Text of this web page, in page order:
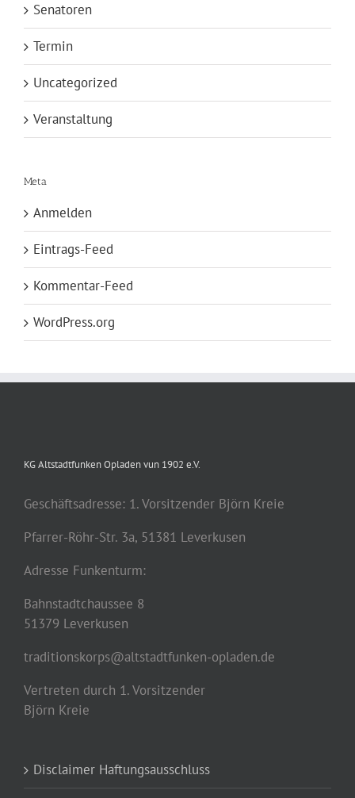
Senatoren
Termin
Uncategorized
Veranstaltung
Meta
Anmelden
Eintrags-Feed
Kommentar-Feed
WordPress.org
KG Altstadtfunken Opladen vun 1902 e.V.
Geschäftsadresse: 1. Vorsitzender Björn Kreie
Pfarrer-Röhr-Str. 3a, 51381 Leverkusen
Adresse Funkenturm:
Bahnstadtchaussee 8
51379 Leverkusen
traditionskorps@altstadtfunken-opladen.de
Vertreten durch 1. Vorsitzender
Björn Kreie
Disclaimer Haftungsausschluss